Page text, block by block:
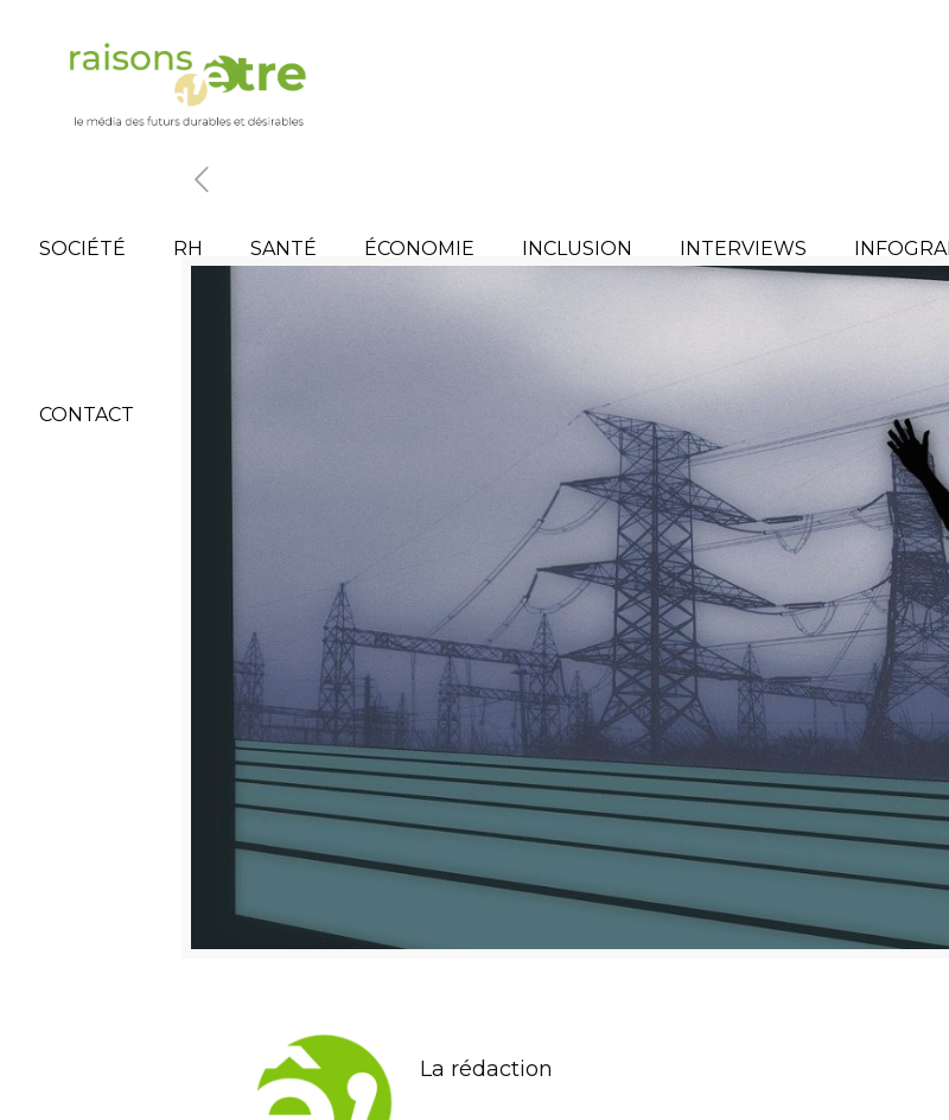
SOCIÉTÉ RH SANTÉ ÉCONOMIE INCLUSION INTERVIEWS
CONTACT
La rédaction